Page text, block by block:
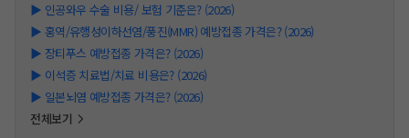
▶ 인공와우 수술 비용/ 보험 기준은? (2026)
▶ 홍역/유행성이하선염/풍진(MMR) 예방접종 가격은? (2026)
▶ 장티푸스 예방접종 가격은? (2026)
▶ 이석증 치료법/치료 비용은? (2026)
▶ 일본뇌염 예방접종 가격은? (2026)
전체보기